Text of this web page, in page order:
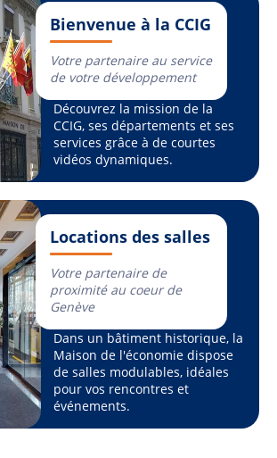
Bienvenue à la CCIG
Votre partenaire au service
de votre développement
Découvrez la mission de la
CCIG, ses départements et ses
services grâce à de courtes
vidéos dynamiques.
Locations des salles
Votre partenaire de
proximité au coeur de
Genève
Dans un bâtiment historique, la
Maison de l'économie dispose
de salles modulables, idéales
pour vos rencontres et
événements.